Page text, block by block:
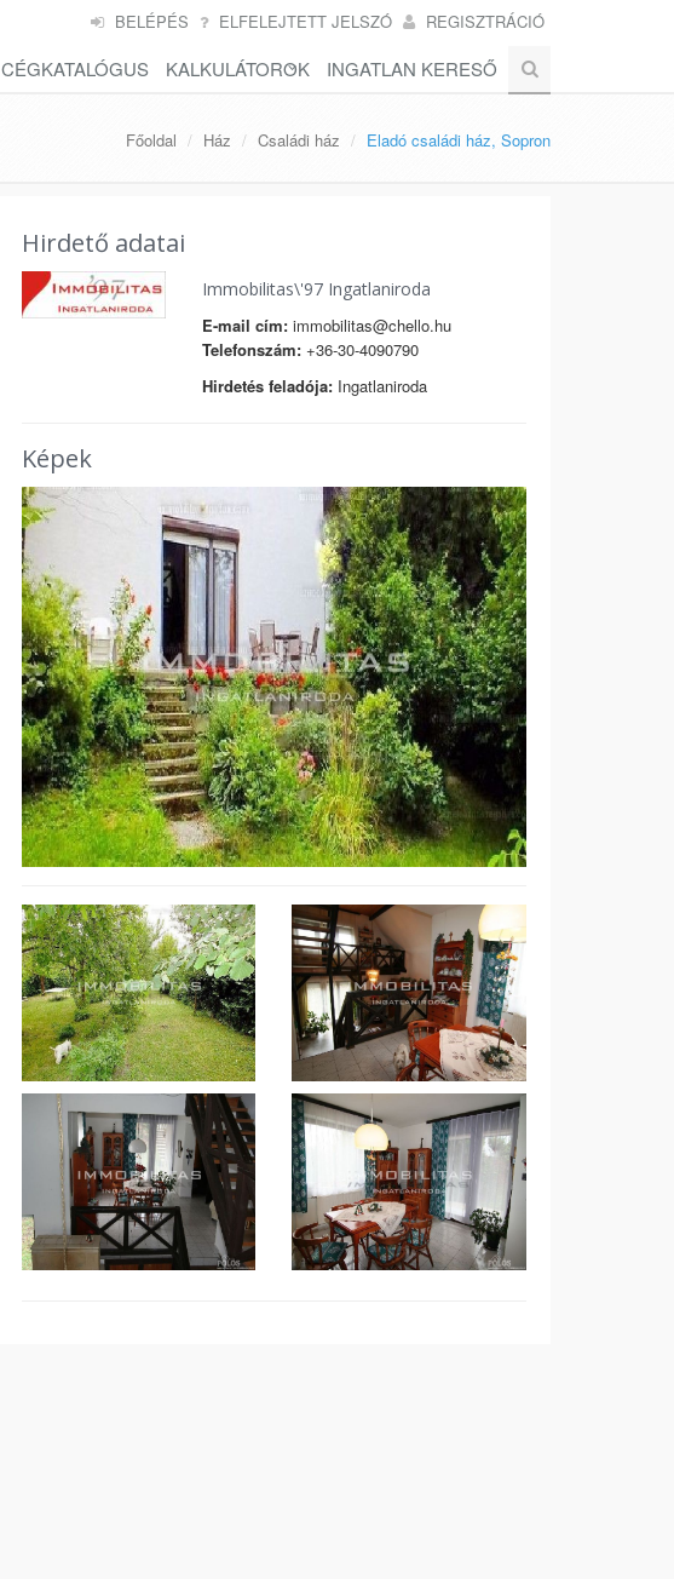
BELÉPÉS ELFELEJTETT JELSZÓ REGISZTRÁCIÓ
CÉGKATALÓGUS KALKULÁTOROK INGATLAN KERESŐ
Főoldal Ház Családi ház Eladó családi ház, Sopron
Hirdető adatai
Immobilitas\'97 Ingatlaniroda
E-mail cím:immobilitas@chello.hu
Telefonszám:+36-30-4090790
Hirdetés feladója:Ingatlaniroda
Képek